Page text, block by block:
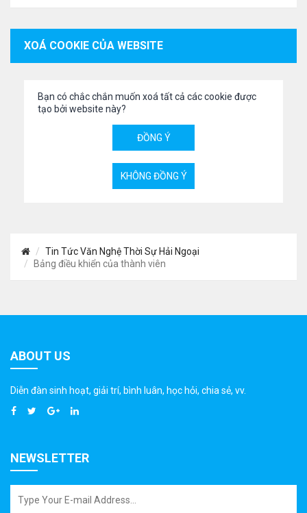
XOÁ COOKIE CỦA WEBSITE
Bạn có chắc chắn muốn xoá tất cả các cookie được
tạo bởi website này?
Tin Tức Văn Nghệ Thời Sự Hải Ngoại
Bảng điều khiển của thành viên
ABOUT US
Diễn đàn sinh hoạt, giải trí, bình luân, học hỏi, chia sẻ, vv.
NEWSLETTER